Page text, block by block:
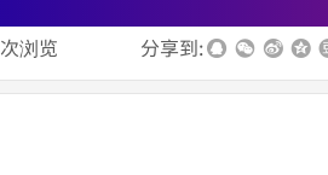
次浏览 分享到: